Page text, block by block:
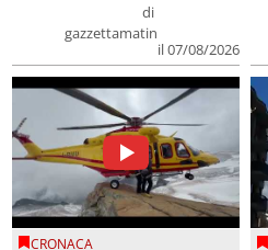
di
gazzettamatin
il 07/08/2026
CRONACA